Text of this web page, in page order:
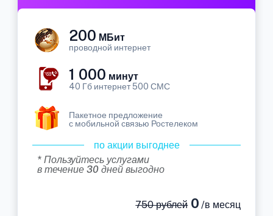
200 МБит
проводной интернет
1 000 минут
40 Гб интернет 500 СМС
Пакетное предложение
с мобильной связью Ростелеком
по акции выгоднее
* Пользуйтесь услугами
в течение 30 дней выгодно
750 рублей0 /в месяц